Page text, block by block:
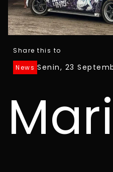
Share this to
News Senin, 23
Mari